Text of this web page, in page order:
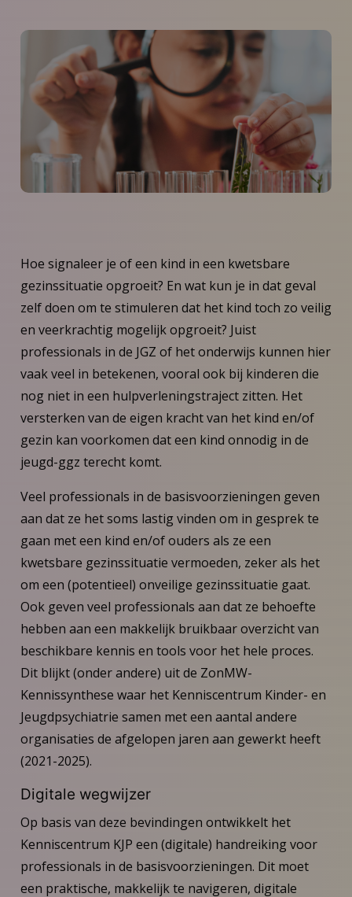
Hoe signaleer je of een kind in een kwetsbare
gezinssituatie opgroeit? En wat kun je in dat geval
zelf doen om te stimuleren dat het kind toch zo veilig
en veerkrachtig mogelijk opgroeit? Juist
professionals in de JGZ of het onderwijs kunnen hier
vaak veel in betekenen, vooral ook bij kinderen die
nog niet in een hulpverleningstraject zitten. Het
versterken van de eigen kracht van het kind en/of
gezin kan voorkomen dat een kind onnodig in de
jeugd-ggz terecht komt.
Veel professionals in de basisvoorzieningen geven
aan dat ze het soms lastig vinden om in gesprek te
gaan met een kind en/of ouders als ze een
kwetsbare gezinssituatie vermoeden, zeker als het
om een (potentieel) onveilige gezinssituatie gaat.
Ook geven veel professionals aan dat ze behoefte
hebben aan een makkelijk bruikbaar overzicht van
beschikbare kennis en tools voor het hele proces.
Dit blijkt (onder andere) uit de ZonMW-
Kennissynthese waar het Kenniscentrum Kinder- en
Jeugdpsychiatrie samen met een aantal andere
organisaties de afgelopen jaren aan gewerkt heeft
(2021-2025).
Digitale wegwijzer
Op basis van deze bevindingen ontwikkelt het
Kenniscentrum KJP een (digitale) handreiking voor
professionals in de basisvoorzieningen. Dit moet
een praktische, makkelijk te navigeren, digitale